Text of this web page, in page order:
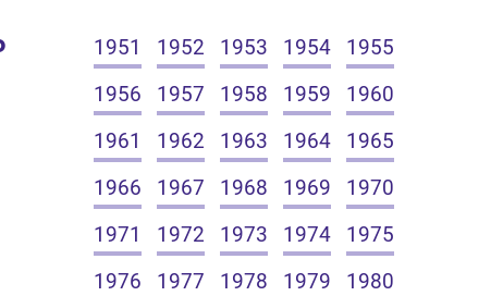
1951 1952 1953 1954
1955
1956
1957 1958 1959
1960
1961
1962 1963 1964
1965
1966
1967 1968 1969
1970
1971
1972 1973 1974
1975
1976
1977 1978 1979
1980